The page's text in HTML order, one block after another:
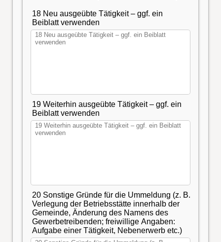
18 Neu ausgeübte Tätigkeit – ggf. ein
Beiblatt verwenden
19 Weiterhin ausgeübte Tätigkeit – ggf. ein
Beiblatt verwenden
20 Sonstige Gründe für die Ummeldung (z. B.
Verlegung der Betriebsstätte innerhalb der
Gemeinde, Änderung des Namens des
Gewerbetreibenden; freiwillige Angaben:
Aufgabe einer Tätigkeit, Nebenerwerb etc.)